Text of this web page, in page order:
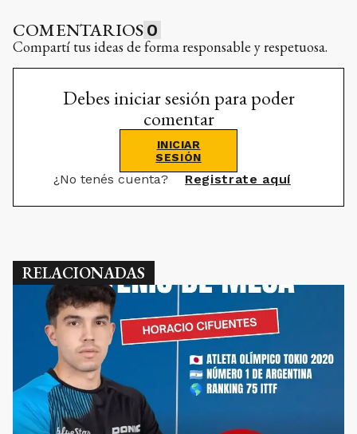
COMENTARIOS 0
Compartí tus ideas de forma responsable y respetuosa.
Debes iniciar sesión para poder
comentar
INICIAR
SESIÓN
¿No tenés cuenta? Registrate aquí
RELACIONADAS